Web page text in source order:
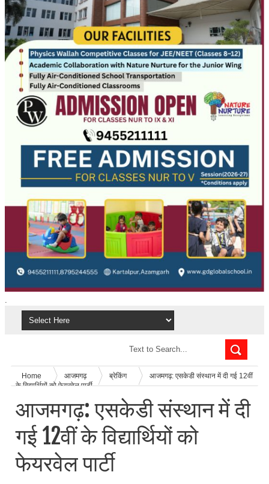
.
Home आजमगढ़ ब्रेकिंग
आजमगढ़: एसकेडी संस्थान में दी गई 12वीं
के विद्यार्थियों को फेयरवेल पार्टी
आजमगढ़: एसकेडी संस्थान में दी
गई 12वीं के विद्यार्थियों को
फेयरवेल पार्टी